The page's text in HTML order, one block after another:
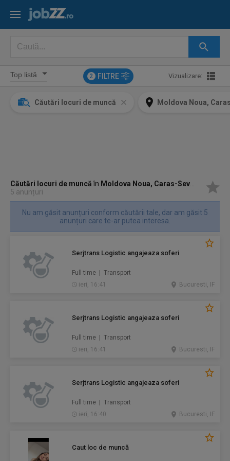
2 FILTRE Vizualizare:
Căutări locuri de muncă Moldova Noua,
Căutări locuri de muncăîn Moldova Noua, Caras-Severin
5 anunțuri
Nu am găsit anunțuri conform căutării tale, dar am găsit 5
anunțuri care te-ar putea interesa.
Serjtrans Logistic angajeaza soferi
Full time | Transport
ieri, 16:41
Bucuresti, IF
Serjtrans Logistic angajeaza soferi
Full time | Transport
ieri, 16:41
Bucuresti, IF
Serjtrans Logistic angajeaza soferi
Full time | Transport
ieri, 16:40
Bucuresti, IF
Caut loc de muncă